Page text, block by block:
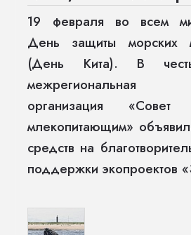
19 февраля во всем
День защиты морских
(День Кита). В
межрегиональная
организация
млекопитающим»
средств на
поддержки экопроектов